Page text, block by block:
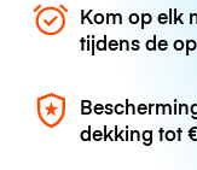
Kom op elk
tijdens de
dekking tot